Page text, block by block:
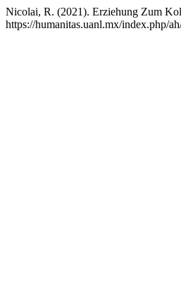
Nicolai, R. (2021). Erziehung Zum
https://humanitas.uanl.mx/index.php/